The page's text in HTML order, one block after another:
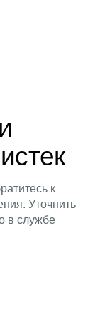
к
Уточнить
в службе